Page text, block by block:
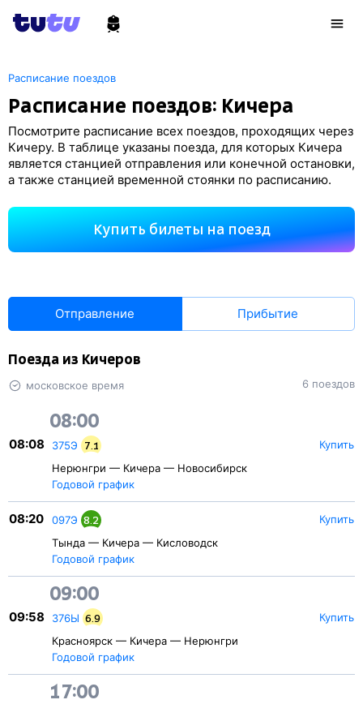
Расписание поездов
Расписание поездов: Кичера
Посмотрите расписание всех поездов, проходящих через
Кичеру. В таблице указаны поезда, для которых Кичера
является станцией отправления или конечной остановки,
а также станцией временной стоянки по расписанию.
Купить билеты на поезд
Отправление Прибытие
Поезда из Кичеров
московское время 6 поездов
08:00
08:08 375Э 7.1
Нерюнгри — Кичера — Новосибирск
Годовой график
Купить
08:20 097Э 8.2
Тында — Кичера — Кисловодск
Годовой график
Купить
09:00
09:58 376Ы 6.9
Красноярск — Кичера — Нерюнгри
Годовой график
Купить
17:00